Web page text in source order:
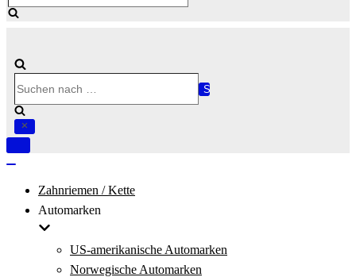
nach …
Navigation
Zahnriemen / Kette
Automarken
US-amerikanische Automarken
Norwegische Automarken